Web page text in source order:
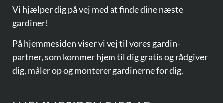
Vi hjælper dig på vej med at finde dine næste
gardiner!
På hjemmesiden viser vi vej til vores gardin-
partner, som kommer hjem til dig gratis og rådgiver
dig, måler op og monterer gardinerne for dig.